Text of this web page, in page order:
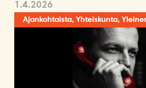
1.4.2026
Ajankohtaista, Yhteiskunta,